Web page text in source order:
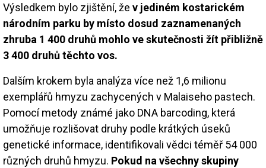
Výsledkem bylo zjištění, že v jediném kostarickém
národním parku by místo dosud zaznamenaných
zhruba 1 400 druhů mohlo ve skutečnosti žít přibližně
3 400 druhů těchto vos.
Dalším krokem byla analýza více než 1,6 milionu
exemplářů hmyzu zachycených v Malaiseho pastech.
Pomocí metody známé jako DNA barcoding, která
umožňuje rozlišovat druhy podle krátkých úseků
genetické informace, identifikovali vědci téměř 54 000
různých druhů hmyzu. Pokud na všechny skupiny